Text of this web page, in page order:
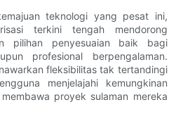
teknologi yang pesat ini,
terkini tengah mendorong
pilihan penyesuaian baik bagi
profesional berpengalaman.
fleksibilitas tak tertandingi
menjelajahi kemungkinan
proyek sulaman mereka